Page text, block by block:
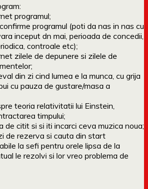
programul;
programul (poti da nas in nas cu
inceput dn mai, perioada de concedii,
controale etc);
zilele de depunere si zilele de
din zi cind lumea e la munca, cu grija
cu pauza de gustare/masa a
teoria relativitatii lui Einstein,
timpului;
de citit si si iti incarci ceva muzica noua;
de rezerva si cauta din start
la sefi pentru orele lipsa de la
le rezolvi si lor vreo problema de